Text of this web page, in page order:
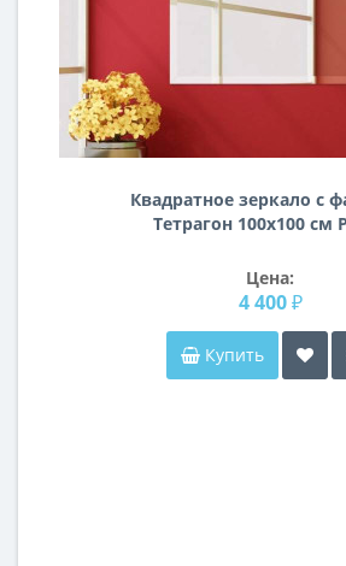
Квадратное зеркало с
Тетрагон 100х100 см
Цена:
4 400 ₽
Купить